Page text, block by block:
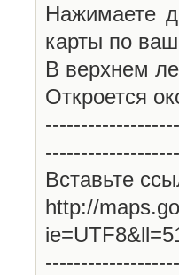
Нажимаете
карты по
В верхнем
Откроется
Вставьте
http://